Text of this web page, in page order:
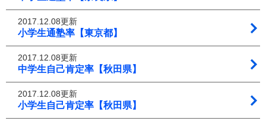
2017.12.08更新
小学生通塾率【東京都】
2017.12.08更新
中学生自己肯定率【秋田県】
2017.12.08更新
小学生自己肯定率【秋田県】